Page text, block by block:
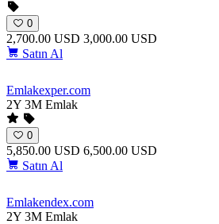
0
2,700.00 USD 3,000.00 USD
Satın Al
Emlakexper.com
2Y 3M Emlak
0
5,850.00 USD 6,500.00 USD
Satın Al
Emlakendex.com
2Y 3M Emlak